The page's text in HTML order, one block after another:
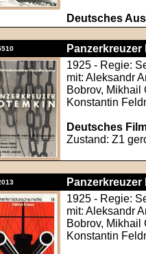
Deutsches
1925 - Regie:
mit: Aleksandr
Bobrov, Mikhail
Konstantin
Deutsches
Zustand: Z1
1925 - Regie:
mit: Aleksandr
Bobrov, Mikhail
Konstantin